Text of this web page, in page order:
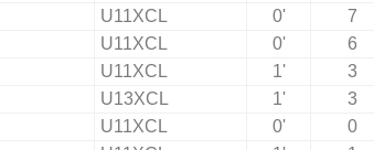
U11XCL 0' 7
U11XCL 0' 6
U11XCL 1' 3
U13XCL 1' 3
U11XCL 0' 0